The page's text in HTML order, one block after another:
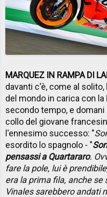
MARQUEZ IN RAMPA DI
davanti c'è, come al solito,
del mondo in carica con
secondo tempo, e domani
collo del giovane
l'ennesimo successo: "
esordito lo spagnolo - "
pensassi a Quartararo.
fare la pole, lui è
era la prima fila, anche se
Vinales sarebbero andati